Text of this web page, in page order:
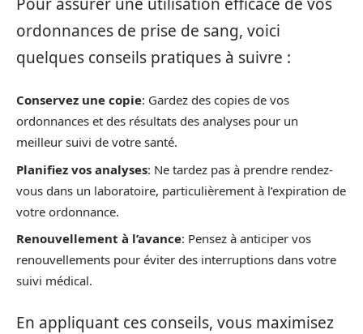
ordonnances de prise de sang, voici
quelques conseils pratiques à suivre :
Conservez une copie: Gardez des copies de vos
ordonnances et des résultats des analyses pour un
meilleur suivi de votre santé.
Planifiez vos analyses: Ne tardez pas à prendre rendez-
vous dans un laboratoire, particulièrement à l’expiration de
votre ordonnance.
Renouvellement à l’avance: Pensez à anticiper vos
renouvellements pour éviter des interruptions dans votre
suivi médical.
En appliquant ces conseils, vous maximisez